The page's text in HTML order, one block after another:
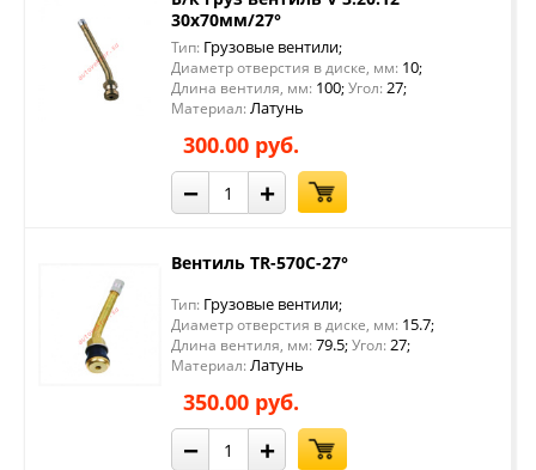
30х70мм/27°
Тип: Грузовые вентили;
Диаметр отверстия в диске, мм: 10;
Длина вентиля, мм: 100;Угол: 27;
Материал: Латунь
300.00 руб.
− +
Вентиль TR-570C-27°
Тип: Грузовые вентили;
Диаметр отверстия в диске, мм: 15.7;
Длина вентиля, мм: 79.5;Угол: 27;
Материал: Латунь
350.00 руб.
− +